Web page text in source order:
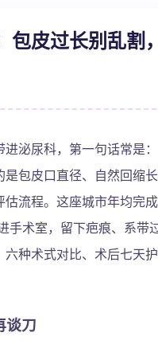
包皮过长别乱割
泌尿科，第一句话常是
包皮口直径、自然回缩
流程。这座城市年均完
手术室，留下疤痕、系
种术式对比、术后七天
谈刀